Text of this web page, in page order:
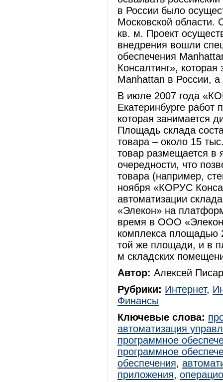
в России было
Московской области.
кв. м. Проект
внедрения вошли
обеспечения
Консалтинг»,
Manhattan в России,
В июле 2007 года
Екатеринбурге работ
которая занимается
Площадь склада
товара – около 15
товар размещается в
очередности, что
товара (например,
ноября «КОРУС
автоматизации
«Элекон» на
время в ООО
комплекса площадью
той же площади, и в
м складских
Автор: Алексей
Рубрики: Интернет,
Финансы
Ключевые слова:
автоматизация
программное
программное
обеспечения,
приложения,